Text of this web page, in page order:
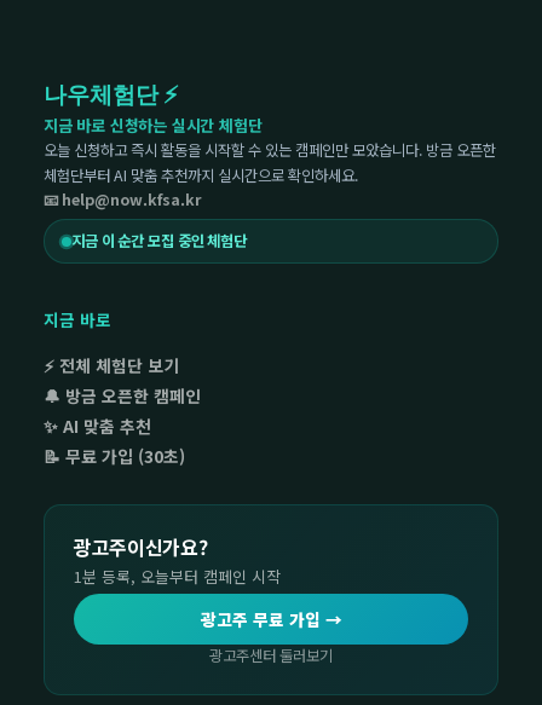
나우체험단 ⚡
지금 바로 신청하는 실시간 체험단
오늘 신청하고 즉시 활동을 시작할 수 있는 캠페인만 모았습니다. 방금 오픈한
체험단부터 AI 맞춤 추천까지 실시간으로 확인하세요.
📧 help@now.kfsa.kr
지금 이 순간 모집 중인 체험단
지금 바로
⚡ 전체 체험단 보기
🔔 방금 오픈한 캠페인
✨ AI 맞춤 추천
📝 무료 가입 (30초)
광고주이신가요?
1분 등록, 오늘부터 캠페인 시작
광고주 무료 가입 →
광고주센터 둘러보기